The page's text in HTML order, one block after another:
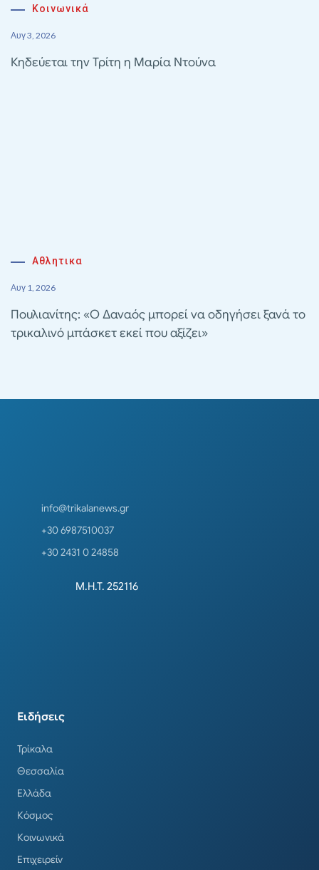
Κοινωνικά
Αυγ 3, 2026
Κηδεύεται την Τρίτη η Μαρία Ντούνα
Αθλητικα
Αυγ 1, 2026
Πουλιανίτης: «Ο Δαναός μπορεί να οδηγήσει ξανά το
τρικαλινό μπάσκετ εκεί που αξίζει»
info@trikalanews.gr
+30 6987510037
+30 2431 0 24858
Μ.Η.Τ. 252116
Ειδήσεις
Τρίκαλα
Θεσσαλία
Ελλάδα
Κόσμος
Κοινωνικά
Επιχειρείν